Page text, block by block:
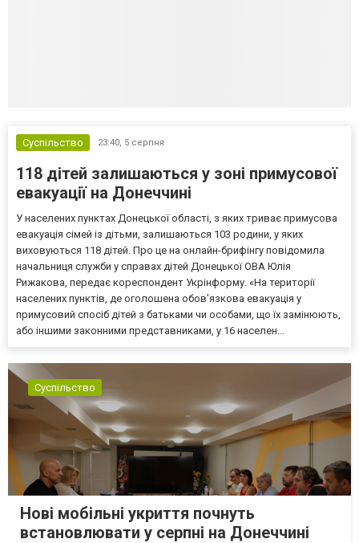
Суспільство 23:40, 5 серпня
118 дітей залишаються у зоні примусової
евакуації на Донеччині
У населених пунктах Донецької області, з яких триває примусова
евакуація сімей із дітьми, залишаються 103 родини, у яких
виховуються 118 дітей. Про це на онлайн-брифінгу повідомила
начальниця служби у справах дітей Донецької ОВА Юлія
Рижакова, передає кореспондент Укрінформу. «На території
населених пунктів, де оголошена обов’язкова евакуація у
примусовий спосіб дітей з батьками чи особами, що їх замінюють,
або іншими законними представниками, у 16 населен...
Суспільство
Нові мобільні укриття почнуть
встановлювати у серпні на Донеччині